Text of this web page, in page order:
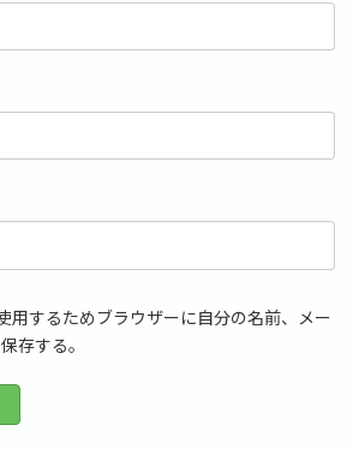
用するためブラウザーに自分の名前、メー
存する。